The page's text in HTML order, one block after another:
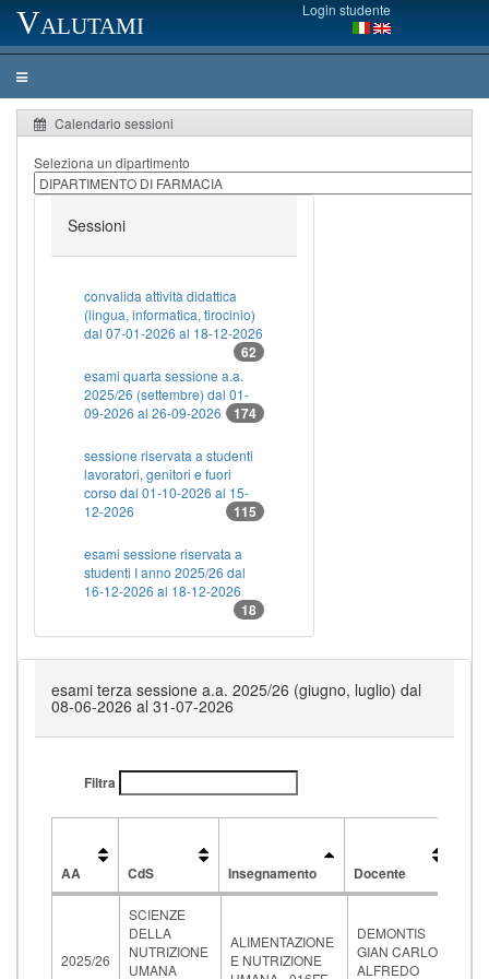
Valutami Login studente
Calendario sessioni
Seleziona un dipartimento
Sessioni
convalida attività didattica
(lingua, informatica, tirocinio)
dal 07-01-2026 al 18-12-2026
62
esami quarta sessione a.a.
2025/26 (settembre) dal 01-
09-2026 al 26-09-2026
174
sessione riservata a studenti
lavoratori, genitori e fuori
corso dal 01-10-2026 al 15-
12-2026
115
esami sessione riservata a
studenti I anno 2025/26 dal
16-12-2026 al 18-12-2026
18
esami terza sessione a.a. 2025/26 (giugno, luglio) dal
08-06-2026 al 31-07-2026
Filtra
AA CdS Insegnamento Docente
2025/26
SCIENZE
DELLA
NUTRIZIONE
UMANA
ALIMENTAZIONE
E NUTRIZIONE
DEMONTIS
GIAN CARLO
ALFREDO